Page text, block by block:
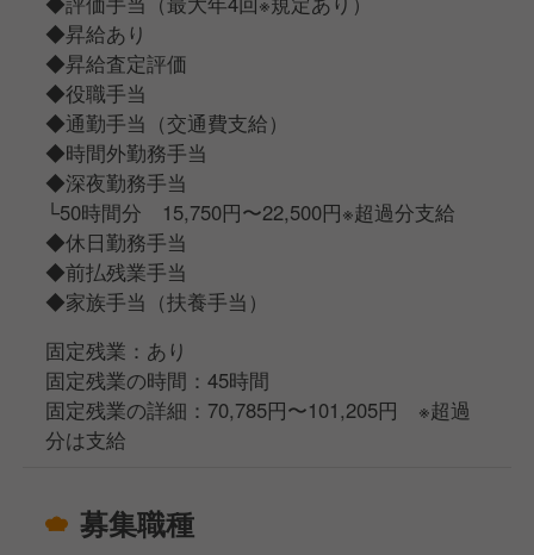
◆昇給あり
◆昇給査定評価
◆役職手当
◆通勤手当（交通費支給）
◆時間外勤務手当
◆深夜勤務手当
└50時間分 15,750円〜22,500円※超過分支給
◆休日勤務手当
◆前払残業手当
◆家族手当（扶養手当）
固定残業：あり
固定残業の時間：45時間
固定残業の詳細：70,785円〜101,205円 ※超過
分は支給
募集職種